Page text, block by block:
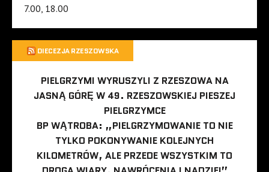
7.00, 18.00
DIECEZJA RZESZOWSKA
PIELGRZYMI WYRUSZYLI Z RZESZOWA NA
JASNĄ GÓRĘ W 49. RZESZOWSKIEJ PIESZEJ
PIELGRZYMCE
BP WĄTROBA: „PIELGRZYMOWANIE TO NIE
TYLKO POKONYWANIE KOLEJNYCH
KILOMETRÓW, ALE PRZEDE WSZYSTKIM TO